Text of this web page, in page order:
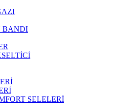
BANDI
SELELERİ